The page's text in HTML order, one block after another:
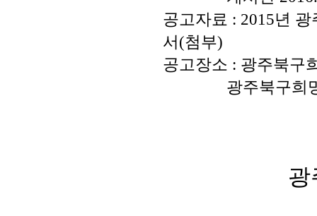
공고자료 : 2015년
서(첨부)
공고장소 : 광주북구
광주북구희망지
광